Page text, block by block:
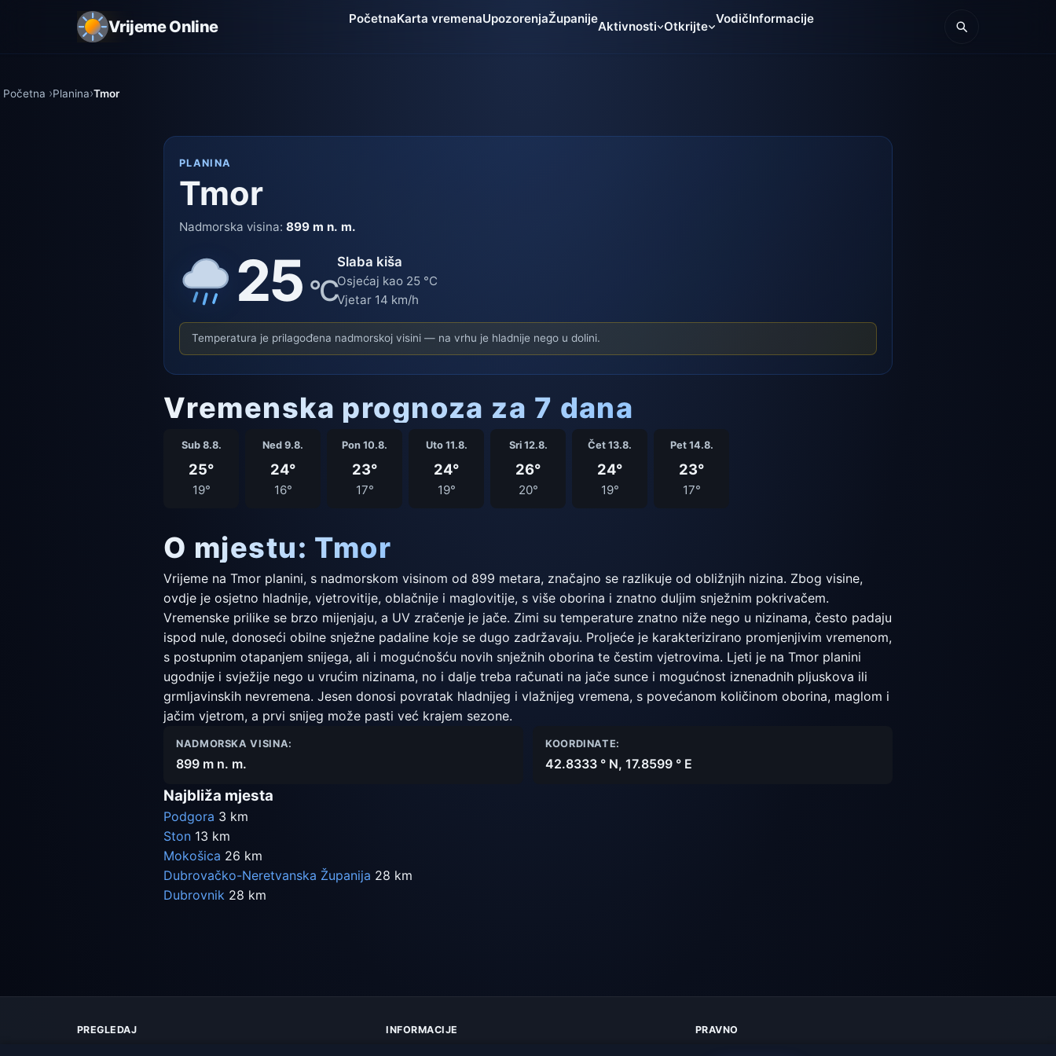
Vrijeme Online PočetnaKarta vremenaUpozorenjaŽupanije
Aktivnosti Otkrijte
VodičInformacije
Početna Planina Tmor
PLANINA
Tmor
Nadmorska visina:899 m n. m.
25 °C
Slaba kiša
Osjećaj kao 25 °C
Vjetar 14 km/h
Temperatura je prilagođena nadmorskoj visini — na vrhu je hladnije nego u dolini.
Vremenska prognoza za 7 dana
Sub 8.8.
25°
19°
Ned 9.8.
24°
16°
Pon 10.8.
23°
17°
Uto 11.8.
24°
19°
Sri 12.8.
26°
20°
Čet 13.8.
24°
19°
Pet 14.8.
23°
17°
O mjestu: Tmor
Vrijeme na Tmor planini, s nadmorskom visinom od 899 metara, značajno se razlikuje od obližnjih nizina. Zbog visine,
ovdje je osjetno hladnije, vjetrovitije, oblačnije i maglovitije, s više oborina i znatno duljim snježnim pokrivačem.
Vremenske prilike se brzo mijenjaju, a UV zračenje je jače. Zimi su temperature znatno niže nego u nizinama, često padaju
ispod nule, donoseći obilne snježne padaline koje se dugo zadržavaju. Proljeće je karakterizirano promjenjivim vremenom,
s postupnim otapanjem snijega, ali i mogućnošću novih snježnih oborina te čestim vjetrovima. Ljeti je na Tmor planini
ugodnije i svježije nego u vrućim nizinama, no i dalje treba računati na jače sunce i mogućnost iznenadnih pljuskova ili
grmljavinskih nevremena. Jesen donosi povratak hladnijeg i vlažnijeg vremena, s povećanom količinom oborina, maglom i
jačim vjetrom, a prvi snijeg može pasti već krajem sezone.
NADMORSKA VISINA:
899 m n. m.
KOORDINATE:
42.8333 ° N, 17.8599 ° E
Najbliža mjesta
Podgora 3 km
Ston 13 km
Mokošica 26 km
Dubrovačko-Neretvanska Županija 28 km
Dubrovnik 28 km
PREGLEDAJ INFORMACIJE PRAVNO